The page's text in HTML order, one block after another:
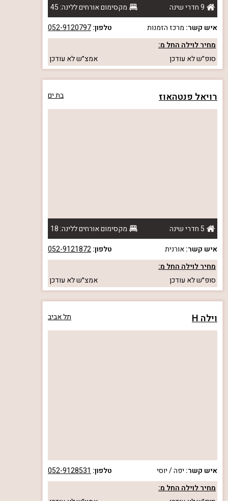
9 חדרי שינה
מקסימום אורחים ללינה: 45
איש קשר: מרכז הזמנות טלפון:052-9120797
מחיר לוילה החל מ:
סופ״שלא עודכן אמצ״שלא עודכן
רויאל פנטהאוז בת ים
5 חדרי שינה
מקסימום אורחים ללינה: 18
איש קשר:אורנית טלפון:052-9121872
מחיר לוילה החל מ:
סופ״שלא עודכן אמצ״שלא עודכן
וילה H תל אביב
איש קשר: יפה / יוסי טלפון: 052-9128531
מחיר לוילה החל מ: